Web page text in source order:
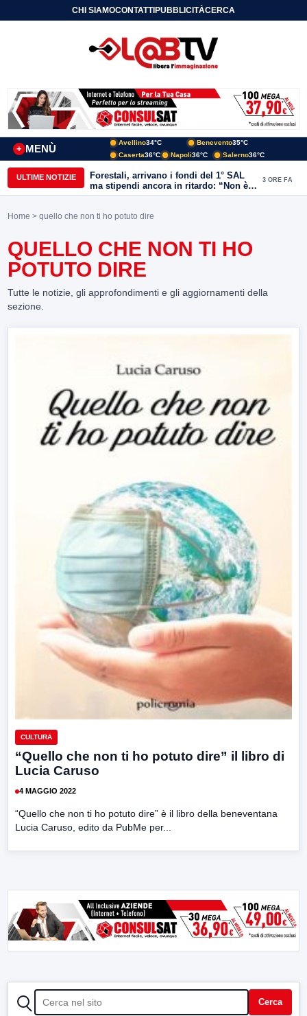
CHI SIAMOCONTATTIPUBBLICITÀCERCA
MENÙ
+
Avellino34°C Benevento35°C
Caserta36°C Napoli36°C Salerno36°C
ULTIME NOTIZIE
Forestali, arrivano i fondi del 1° SAL
ma stipendi ancora in ritardo: “Non è
più sostenibile”
3 ORE FA
Home > quello che non ti ho potuto dire
QUELLO CHE NON TI HO
POTUTO DIRE
Tutte le notizie, gli approfondimenti e gli aggiornamenti della
sezione.
CULTURA
“Quello che non ti ho potuto dire” il libro di
Lucia Caruso
4 MAGGIO 2022
“Quello che non ti ho potuto dire” è il libro della beneventana
Lucia Caruso, edito da PubMe per...
CERCA Cerca